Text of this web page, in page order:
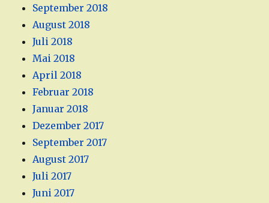
September 2018
August 2018
Juli 2018
Mai 2018
April 2018
Februar 2018
Januar 2018
Dezember 2017
September 2017
August 2017
Juli 2017
Juni 2017